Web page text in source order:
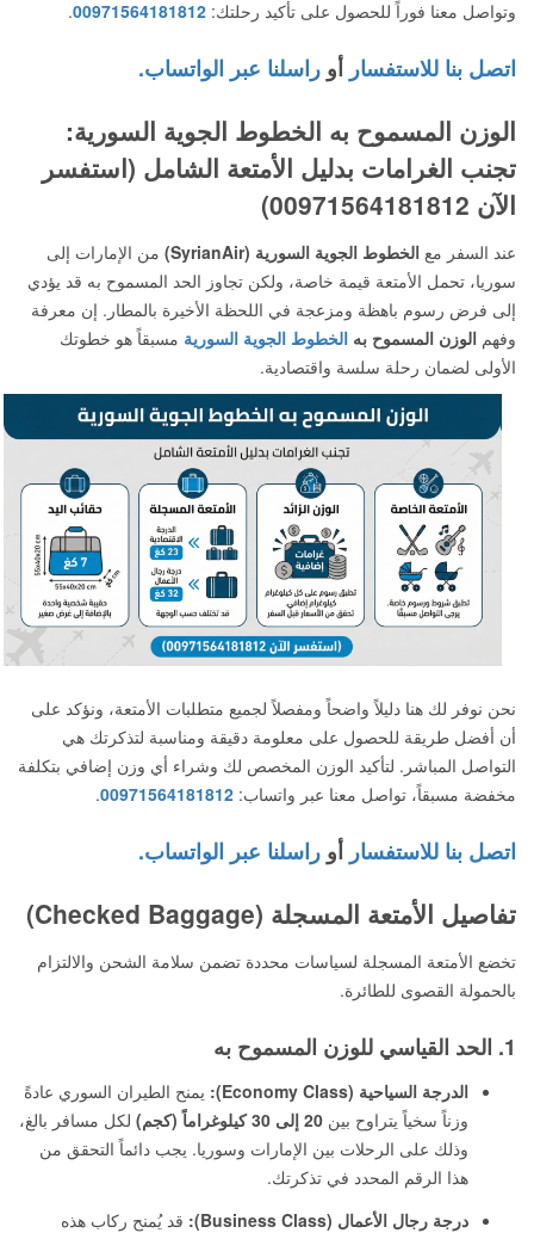
وتواصل معنا فوراً للحصول على تأكيد رحلتك: 00971564181812
.
اتصل بنا للاستفسار أو راسلنا عبر الواتساب.
الوزن المسموح به الخطوط الجوية السورية:
تجنب الغرامات بدليل الأمتعة الشامل (استفسر
الآن 00971564181812)
عند السفر مع الخطوط الجوية السورية (SyrianAir)
من الإمارات إلى
سوريا، تحمل الأمتعة قيمة خاصة، ولكن تجاوز الحد المسموح به قد يؤدي
إلى فرض رسوم باهظة ومزعجة في اللحظة الأخيرة بالمطار. إن معرفة
وفهم الوزن المسموح به الخطوط الجوية السورية مسبقاً هو خطوتك
الأولى لضمان رحلة سلسة واقتصادية.
نحن نوفر لك هنا دليلاً واضحاً ومفصلاً لجميع متطلبات الأمتعة، ونؤكد على
أن أفضل طريقة للحصول على معلومة دقيقة ومناسبة لتذكرتك هي
التواصل المباشر. لتأكيد الوزن المخصص لك وشراء أي وزن إضافي بتكلفة
مخفضة مسبقاً، تواصل معنا عبر واتساب: 00971564181812
.
اتصل بنا للاستفسار أو راسلنا عبر الواتساب.
تفاصيل الأمتعة المسجلة (Checked Baggage)
تخضع الأمتعة المسجلة لسياسات محددة تضمن سلامة الشحن والالتزام
بالحمولة القصوى للطائرة.
1. الحد القياسي للوزن المسموح به
الدرجة السياحية (Economy Class):
يمنح الطيران السوري عادةً
وزناً سخياً يتراوح بين 20 إلى 30 كيلوغراماً (كجم)
لكل مسافر بالغ،
وذلك على الرحلات بين الإمارات وسوريا. يجب دائماً التحقق من
هذا الرقم المحدد في تذكرتك.
درجة رجال الأعمال (Business Class):
قد يُمنح ركاب هذه